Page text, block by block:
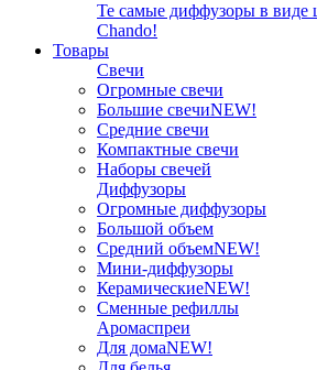
Те самые диффузоры в виде
Chando!
Товары
Свечи
Огромные свечи
Большие свечиNEW!
Средние свечи
Компактные свечи
Наборы свечей
Диффузоры
Огромные диффузоры
Большой объем
Средний объемNEW!
Мини-диффузоры
КерамическиеNEW!
Сменные рефиллы
Аромаспреи
Для домаNEW!